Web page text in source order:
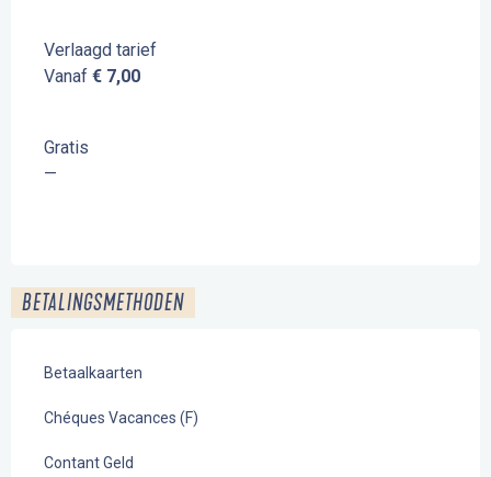
Verlaagd tarief
Vanaf € 7,00
Gratis
—
BETALINGSMETHODEN
Betaalkaarten
Chéques Vacances (F)
Contant Geld